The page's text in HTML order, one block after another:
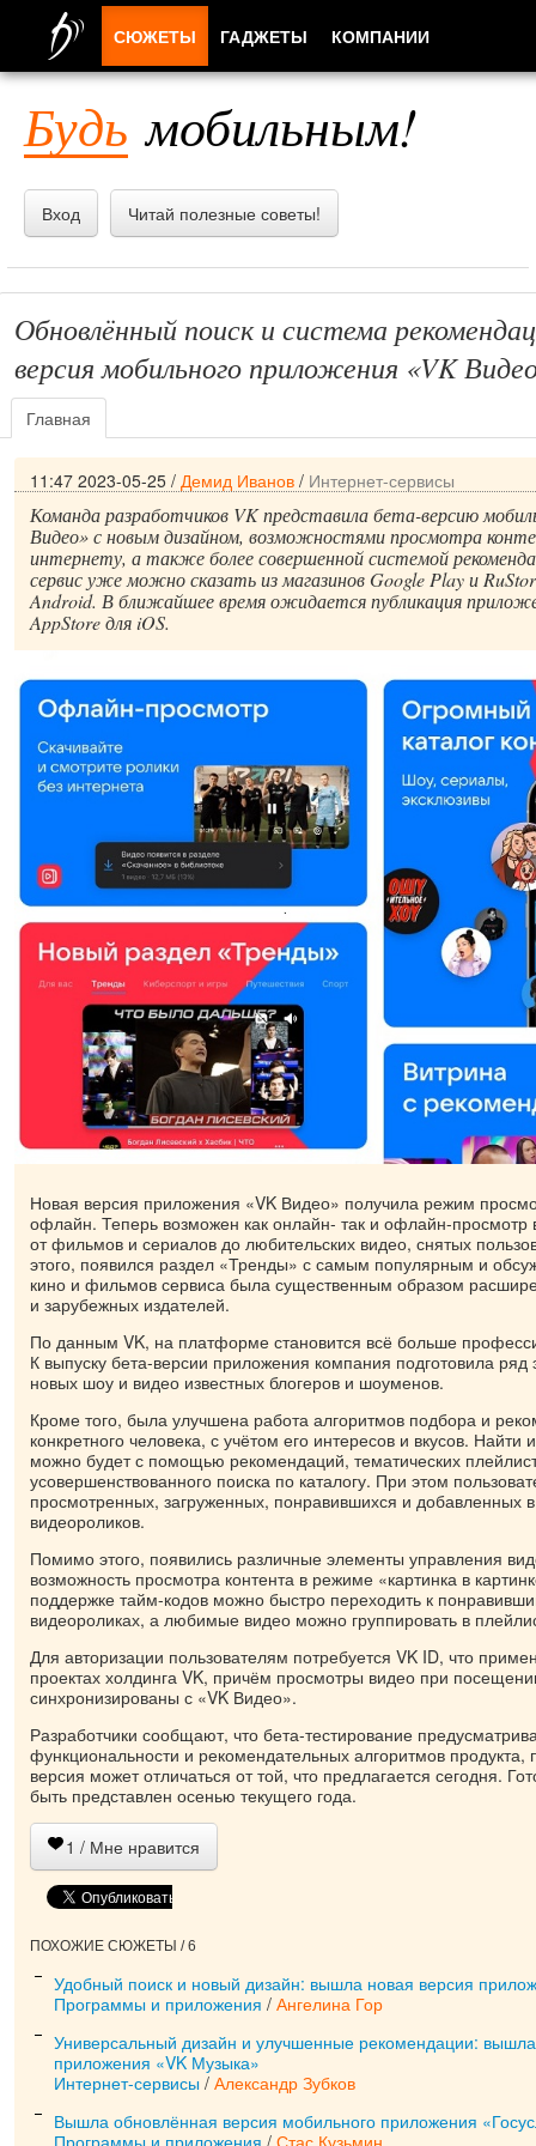
Будь мобильным!
Вход Читай полезные советы!
Обновлённый поиск и система
версия мобильного приложения «VK
Главная
11:47 2023-05-25 / Демид Иванов / Интернет-сервисы
Команда разработчиков VK представила бета-версию
Видео» с новым дизайном, возможностями просмотра
интернету, а также более совершенной системой
сервис уже можно сказать из магазинов Google Play и
Android. В ближайшее время ожидается публикация
AppStore для iOS.
Новая версия приложения «VK Видео» получила режим
офлайн. Теперь возможен как онлайн- так и офлайн-просмотр
от фильмов и сериалов до любительских видео, снятых
этого, появился раздел «Тренды» с самым популярным и
кино и фильмов сервиса была существенным образом
и зарубежных издателей.
По данным VK, на платформе становится всё больше
К выпуску бета-версии приложения компания подготовила ряд
новых шоу и видео известных блогеров и шоуменов.
Кроме того, была улучшена работа алгоритмов подбора и
конкретного человека, с учётом его интересов и вкусов. Найти
можно будет с помощью рекомендаций, тематических
усовершенствованного поиска по каталогу. При этом
просмотренных, загруженных, понравившихся и добавленных в
видеороликов.
Помимо этого, появились различные элементы управления
возможность просмотра контента в режиме «картинка в
поддержке тайм-кодов можно быстро переходить к
видеороликах, а любимые видео можно группировать в
Для авторизации пользователям потребуется VK ID, что
проектах холдинга VK, причём просмотры видео при
синхронизированы с «VK Видео».
Разработчики сообщают, что бета-тестирование
функциональности и рекомендательных алгоритмов продукта,
версия может отличаться от той, что предлагается сегодня.
быть представлен осенью текущего года.
1 / Мне нравится
ПОХОЖИЕ СЮЖЕТЫ / 6
Удобный поиск и новый дизайн: вышла новая версия
Программы и приложения / Ангелина Гор
Универсальный дизайн и улучшенные рекомендации:
приложения «VK Музыка»
Интернет-сервисы / Александр Зубков
Вышла обновлённая версия мобильного приложения
СЮЖЕТЫ ГАДЖЕТЫ КОМПАНИИ
ПРИЛОЖЕНИЯ